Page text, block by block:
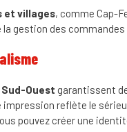
et villages, comme Cap-
gestion des
Ouest garantissent
reflète le
pouvez créer une